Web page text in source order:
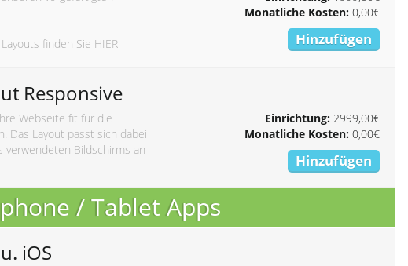
finden Sie HIER
Monatliche Kosten:0,00€
Hinzufügen
Responsive
Webseite fit für die
Das Layout passt sich dabei
verwendeten Bildschirms an
Einrichtung:2999,00€
Monatliche Kosten:0,00€
Hinzufügen
/ Tablet Apps
iOS